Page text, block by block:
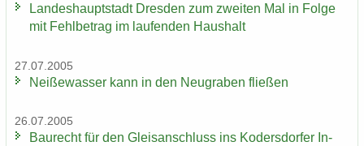
Lan­des­haupt­stadt Dres­den zum zwei­ten Mal in Folge
mit Fehl­be­trag im lau­fen­den Haus­halt
27.07.2005
Nei­ße­was­ser kann in den Neu­gra­ben flie­ßen
26.07.2005
Bau­recht für den Gleis­an­schluss ins Ko­ders­dor­fer In­